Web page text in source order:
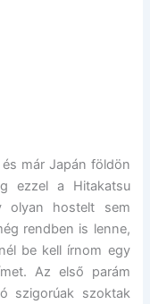
már Japán földön
ezzel a Hitakatsu
olyan hostelt sem
rendben is lenne,
be kell írnom egy
Az első parám
szigorúak szoktak